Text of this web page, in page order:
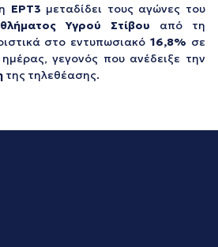
ΕΡΤ3 μεταδίδει τους αγώνες του
Υγρού Στίβου από τη
στο εντυπωσιακό16,8% σε
γεγονός που ανέδειξε την
της τηλεθέασης.